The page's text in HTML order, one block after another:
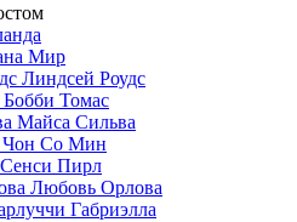
Мир
Линдсей Роудс
Бобби Томас
Майса Сильва
Чон Со Мин
Сенси Пирл
Любовь Орлова
Габриэлла